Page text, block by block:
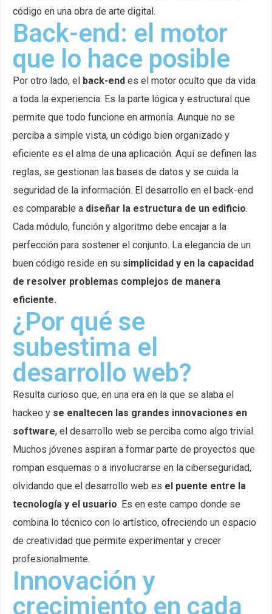
código en una obra de arte digital.
Back-end: el motor
que lo hace posible
Por otro lado, el back-end es el motor oculto que da vida
a toda la experiencia. Es la parte lógica y estructural que
permite que todo funcione en armonía. Aunque no se
perciba a simple vista, un código bien organizado y
eficiente es el alma de una aplicación. Aquí se definen las
reglas, se gestionan las bases de datos y se cuida la
seguridad de la información. El desarrollo en el back-end
es comparable a diseñar la estructura de un edificio.
Cada módulo, función y algoritmo debe encajar a la
perfección para sostener el conjunto. La elegancia de un
buen código reside en su simplicidad y en la capacidad
de resolver problemas complejos de manera
eficiente.
¿Por qué se
subestima el
desarrollo web?
Resulta curioso que, en una era en la que se alaba el
hackeo y se enaltecen las grandes innovaciones en
software, el desarrollo web se perciba como algo trivial.
Muchos jóvenes aspiran a formar parte de proyectos que
rompan esquemas o a involucrarse en la ciberseguridad,
olvidando que el desarrollo web es el puente entre la
tecnología y el usuario. Es en este campo donde se
combina lo técnico con lo artístico, ofreciendo un espacio
de creatividad que permite experimentar y crecer
profesionalmente.
Innovación y
crecimiento en cada